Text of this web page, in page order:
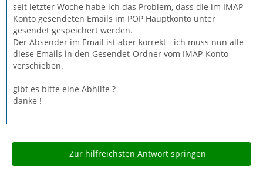
seit letzter Woche habe ich das Problem, dass die im IMAP-
Konto gesendeten Emails im POP Hauptkonto unter
gesendet gespeichert werden.
Der Absender im Email ist aber korrekt - ich muss nun alle
diese Emails in den Gesendet-Ordner vom IMAP-Konto
verschieben.
gibt es bitte eine Abhilfe ?
danke !
Zur hilfreichsten Antwort springen